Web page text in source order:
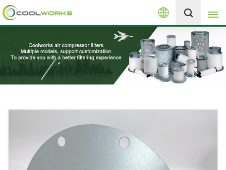
Español
English
español
العربية
русский
Melayu
+8613525046291